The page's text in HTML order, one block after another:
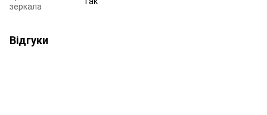
зеркала
Відгуки